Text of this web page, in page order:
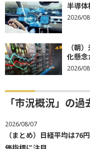
半導体
2026/
（朝
化懸念
2026/
「市況概況」の
2026/08/07
（まとめ）日経平均は